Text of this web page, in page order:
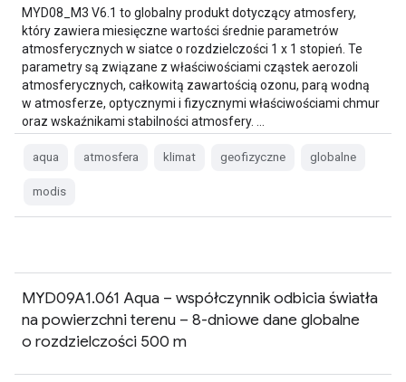
MYD08_M3 V6.1 to globalny produkt dotyczący atmosfery,
który zawiera miesięczne wartości średnie parametrów
atmosferycznych w siatce o rozdzielczości 1 x 1 stopień. Te
parametry są związane z właściwościami cząstek aerozoli
atmosferycznych, całkowitą zawartością ozonu, parą wodną
w atmosferze, optycznymi i fizycznymi właściwościami chmur
oraz wskaźnikami stabilności atmosfery. …
aqua atmosfera klimat geofizyczne globalne
modis
MYD09A1.061 Aqua – współczynnik odbicia światła
na powierzchni terenu – 8-dniowe dane globalne
o rozdzielczości 500 m